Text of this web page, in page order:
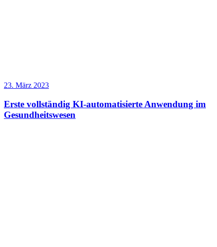
23. März 2023
Erste vollständig KI-automatisierte Anwendung im
Gesundheitswesen